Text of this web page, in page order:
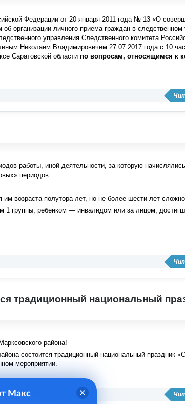
Федерации от 20 января 2011 года № 13 «О
организации личного приема граждан в следственном
управления Следственного комитета
Николаем Владимировичем 27.07.2017 года с 10
Саратовской области по вопросам, относящимся к
работы, иной деятельности, за которую
периодов.
возраста полутора лет, но не более шести лет
группы, ребенком — инвалидом или за лицом,
традиционный национальный
района!
состоится традиционный национальный праздник
мероприятии.
Макс